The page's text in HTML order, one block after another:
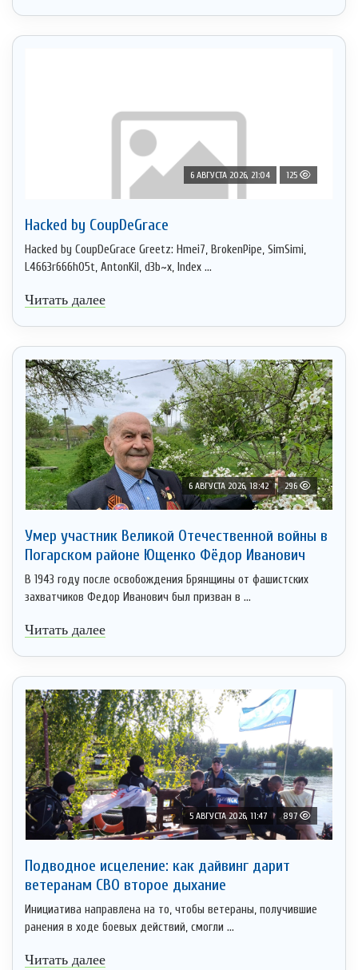
6 АВГУСТА 2026, 21:04 125
Hacked by CoupDeGrace
Hacked by CoupDeGrace Greetz: Hmei7, BrokenPipe, SimSimi,
L4663r666h05t, AntonKil, d3b~x, Index ...
Читать далее
6 АВГУСТА 2026, 18:42 296
Умер участник Великой Отечественной войны в
Погарском районе Ющенко Фёдор Иванович
В 1943 году после освобождения Брянщины от фашистских
захватчиков Федор Иванович был призван в ...
Читать далее
5 АВГУСТА 2026, 11:47 897
Подводное исцеление: как дайвинг дарит
ветеранам СВО второе дыхание
Инициатива направлена на то, чтобы ветераны, получившие
ранения в ходе боевых действий, смогли ...
Читать далее